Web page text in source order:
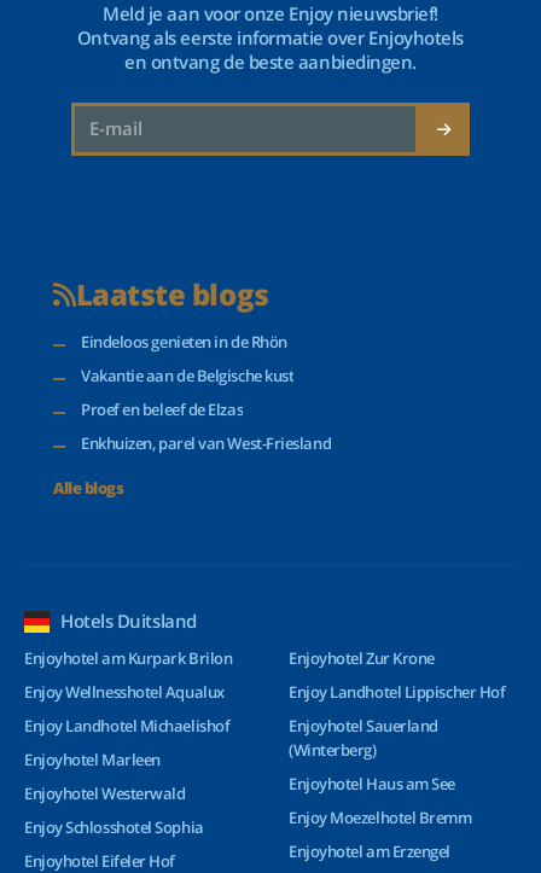
Meld je aan voor onze Enjoy nieuwsbrief!
Ontvang als eerste informatie over Enjoyhotels
en ontvang de beste aanbiedingen.
Laatste blogs
Eindeloos genieten in de Rhön
Vakantie aan de Belgische kust
Proef en beleef de Elzas
Enkhuizen, parel van West-Friesland
Alle blogs
Hotels Duitsland
Enjoyhotel am Kurpark Brilon
Enjoy Wellnesshotel Aqualux
Enjoy Landhotel Michaelishof
Enjoyhotel Marleen
Enjoyhotel Westerwald
Enjoy Schlosshotel Sophia
Enjoyhotel Eifeler Hof
Enjoyhotel Zur Krone
Enjoy Landhotel Lippischer Hof
Enjoyhotel Sauerland
(Winterberg)
Enjoyhotel Haus am See
Enjoy Moezelhotel Bremm
Enjoyhotel am Erzengel